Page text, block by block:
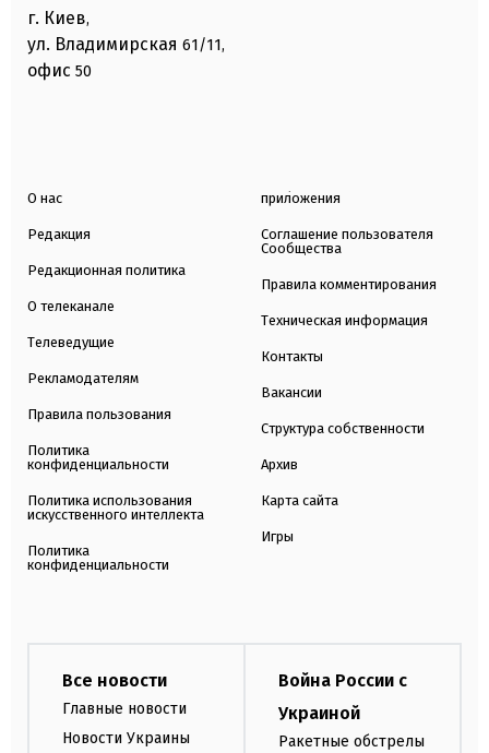
г. Киев,
ул. Владимирская 61/11,
офис 50
О нас
Редакция
Редакционная политика
О телеканале
Телеведущие
Рекламодателям
Правила пользования
Политика
конфиденциальности
Политика использования
искусственного интеллекта
Политика
конфиденциальности
приложения
Соглашение пользователя
Сообщества
Правила комментирования
Техническая информация
Контакты
Вакансии
Структура собственности
Архив
Карта сайта
Игры
Все новости
Главные новости
Новости Украины
Война России с
Украиной
Ракетные обстрелы